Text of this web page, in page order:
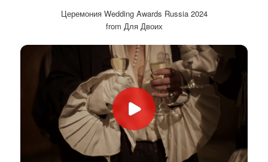
Церемония Wedding Awards Russia 2024
from Для Двоих